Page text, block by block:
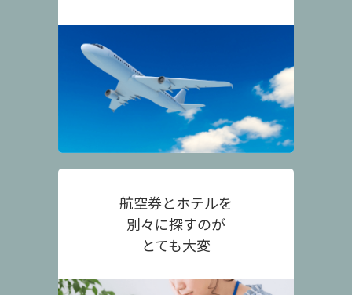
航空券とホテルを
別々に探すのが
とても大変